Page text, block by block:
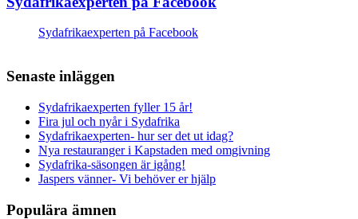
Sydafrikaexperten på Facebook
Senaste inläggen
Sydafrikaexperten fyller 15 år!
Fira jul och nyår i Sydafrika
Sydafrikaexperten- hur ser det ut idag?
Nya restauranger i Kapstaden med omgivning
Sydafrika-säsongen är igång!
Jaspers vänner- Vi behöver er hjälp
Populära ämnen